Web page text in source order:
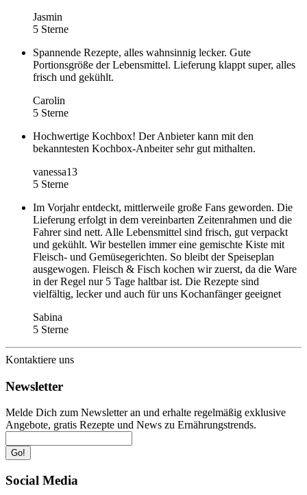
Jasmin
5 Sterne
Spannende Rezepte, alles wahnsinnig lecker. Gute
Portionsgröße der Lebensmittel. Lieferung klappt super, alles
frisch und gekühlt.
Carolin
5 Sterne
Hochwertige Kochbox! Der Anbieter kann mit den
bekanntesten Kochbox-Anbeiter sehr gut mithalten.
vanessa13
5 Sterne
Im Vorjahr entdeckt, mittlerweile große Fans geworden. Die
Lieferung erfolgt in dem vereinbarten Zeitenrahmen und die
Fahrer sind nett. Alle Lebensmittel sind frisch, gut verpackt
und gekühlt. Wir bestellen immer eine gemischte Kiste mit
Fleisch- und Gemüsegerichten. So bleibt der Speiseplan
ausgewogen. Fleisch & Fisch kochen wir zuerst, da die Ware
in der Regel nur 5 Tage haltbar ist. Die Rezepte sind
vielfältig, lecker und auch für uns Kochanfänger geeignet
Sabina
5 Sterne
Kontaktiere uns
Newsletter
Melde Dich zum Newsletter an und erhalte regelmäßig exklusive
Angebote, gratis Rezepte und News zu Ernährungstrends.
Go!
Social Media